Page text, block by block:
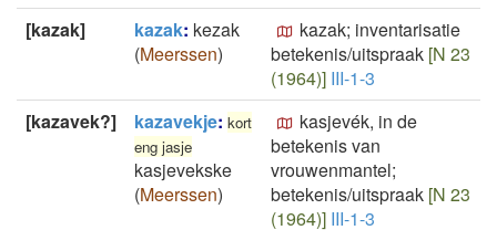
[kazak]
kazak: kezak
(Meerssen)
kazak; inventarisatie
betekenis/uitspraak [N 23
(1964)] III-1-3
[kazavek?]
kazavekje: kort
eng jasje
kasjevekske
(Meerssen)
kasjevék, in de
betekenis van
vrouwenmantel;
betekenis/uitspraak [N 23
(1964)] III-1-3